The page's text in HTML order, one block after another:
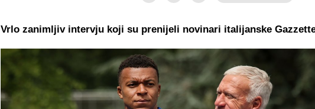
Vrlo zanimljiv intervju koji su prenijeli novinari italijanske